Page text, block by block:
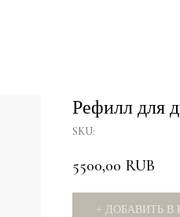
Рефилл для
SKU:
5500,00 RUB
+ ДОБАВИТЬ В